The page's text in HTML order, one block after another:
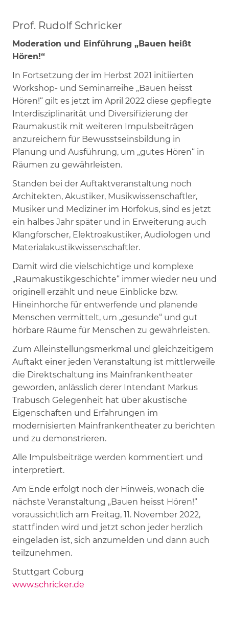
Prof. Rudolf Schricker
Moderation und Einführung „Bauen heißt
Hören!“
In Fortsetzung der im Herbst 2021 initiierten
Workshop- und Seminarreihe „Bauen heisst
Hören!“ gilt es jetzt im April 2022 diese gepflegte
Interdisziplinarität und Diversifizierung der
Raumakustik mit weiteren Impulsbeiträgen
anzureichern für Bewusstseinsbildung in
Planung und Ausführung, um „gutes Hören“ in
Räumen zu gewährleisten.
Standen bei der Auftaktveranstaltung noch
Architekten, Akustiker, Musikwissenschaftler,
Musiker und Mediziner im Hörfokus, sind es jetzt
ein halbes Jahr später und in Erweiterung auch
Klangforscher, Elektroakustiker, Audiologen und
Materialakustikwissenschaftler.
Damit wird die vielschichtige und komplexe
„Raumakustikgeschichte“ immer wieder neu und
originell erzählt und neue Einblicke bzw.
Hineinhorche für entwerfende und planende
Menschen vermittelt, um „gesunde“ und gut
hörbare Räume für Menschen zu gewährleisten.
Zum Alleinstellungsmerkmal und gleichzeitigem
Auftakt einer jeden Veranstaltung ist mittlerweile
die Direktschaltung ins Mainfrankentheater
geworden, anlässlich derer Intendant Markus
Trabusch Gelegenheit hat über akustische
Eigenschaften und Erfahrungen im
modernisierten Mainfrankentheater zu berichten
und zu demonstrieren.
Alle Impulsbeiträge werden kommentiert und
interpretiert.
Am Ende erfolgt noch der Hinweis, wonach die
nächste Veranstaltung „Bauen heisst Hören!“
voraussichtlich am Freitag, 11. November 2022,
stattfinden wird und jetzt schon jeder herzlich
eingeladen ist, sich anzumelden und dann auch
teilzunehmen.
Stuttgart Coburg
www.schricker.de